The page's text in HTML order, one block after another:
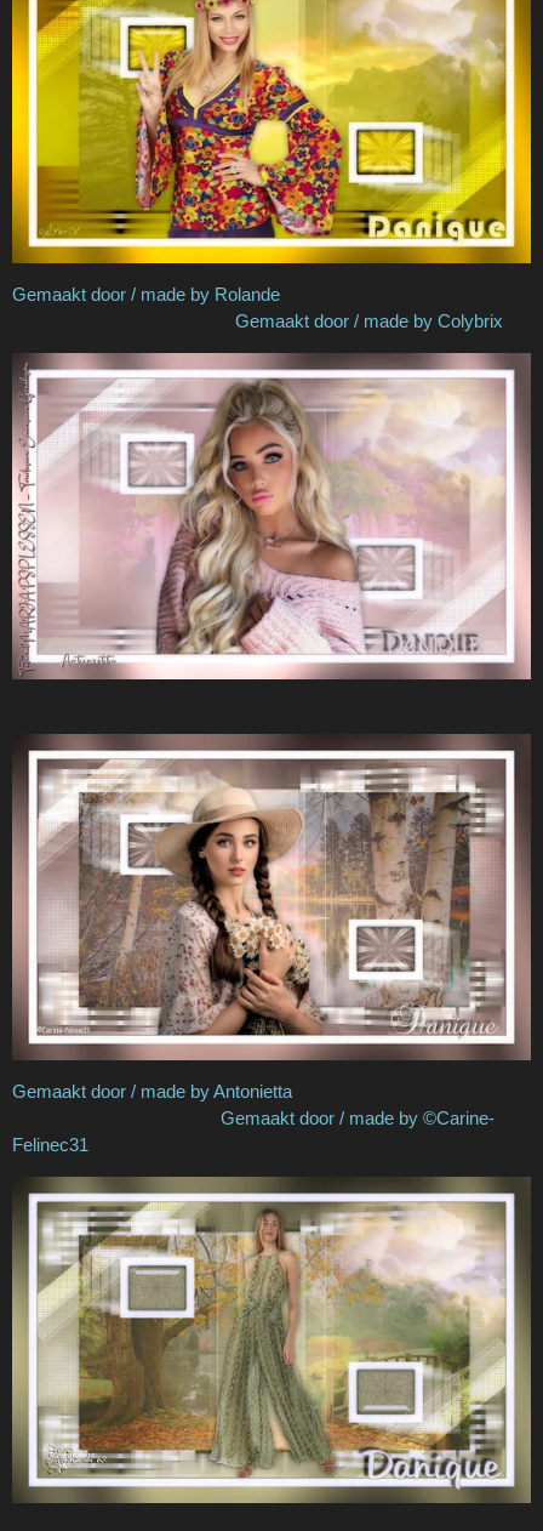
Gemaakt door / made by Rolande
Gemaakt door / made by Colybrix
Gemaakt door / made by Antonietta
Gemaakt door / made by ©Carine-
Felinec31